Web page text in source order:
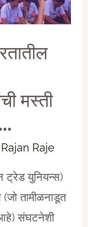
मस्ती
Rajan Raje
युनियन्स)
(जो तामीळनाडूत
आहे) संघटनेशी